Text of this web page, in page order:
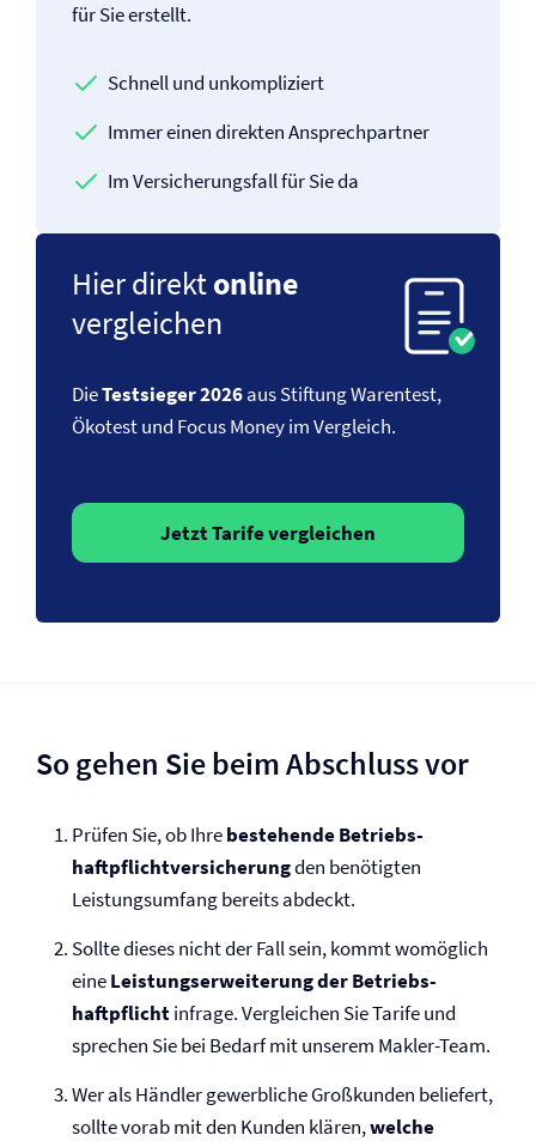
für Sie erstellt.
Schnell und unkompliziert
Immer einen direkten Ansprechpartner
Im Versicherungsfall für Sie da
Hier direktonline
vergleichen
DieTestsieger 2026aus Stiftung Warentest,
Ökotest und Focus Money im Vergleich.
Jetzt Tarife vergleichen
So gehen Sie beim Abschluss vor
Prüfen Sie, ob Ihrebestehende Betriebs­
haftpflicht­versicherungden benötigten
Leistungsumfang bereits abdeckt.
Sollte dieses nicht der Fall sein, kommt womöglich
eineLeistungserweiterung der Betriebs­
haftpflichtinfrage. Vergleichen Sie Tarife und
sprechen Sie bei Bedarf mit unserem Makler-Team.
Wer als Händler gewerbliche Großkunden beliefert,
sollte vorab mit den Kunden klären,welche